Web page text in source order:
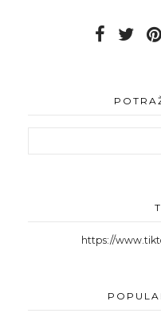
https://